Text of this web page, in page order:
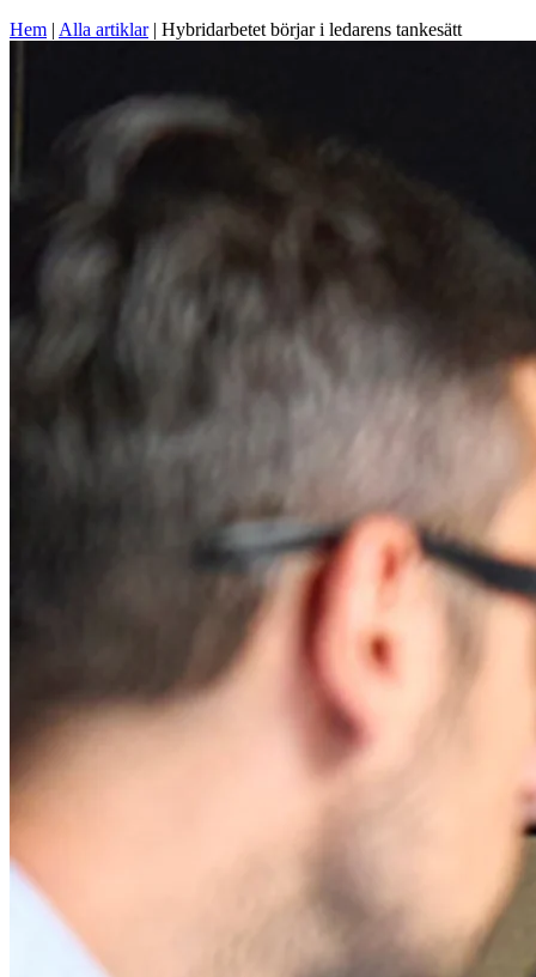
Hem | Alla artiklar| Hybridarbetet börjar i ledarens tankesätt